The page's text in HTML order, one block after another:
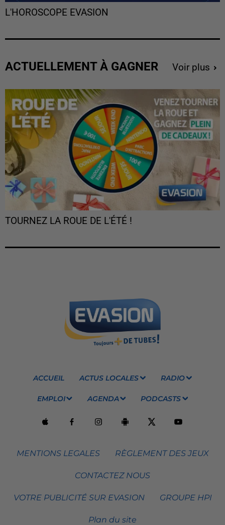
L'HOROSCOPE EVASION
ACTUELLEMENT À GAGNER Voir plus
TOURNEZ LA ROUE DE L'ÉTÉ !
ACCUEIL ACTUS LOCALES RADIO
EMPLOI AGENDA PODCASTS
MENTIONS LEGALES RÈGLEMENT DES JEUX
CONTACTEZ NOUS
VOTRE PUBLICITÉ SUR EVASION GROUPE HPI
Plan du site